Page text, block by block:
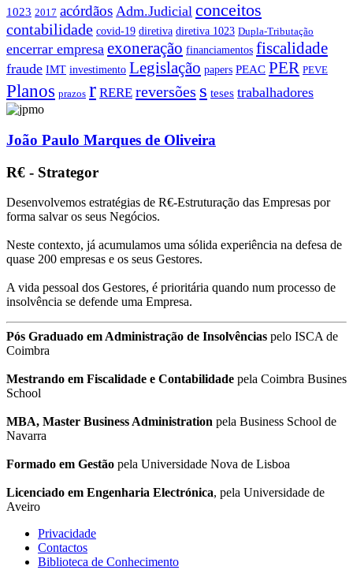
1023 2017 acórdãos Adm.Judicial conceitos
contabilidade covid-19 diretiva diretiva 1023 Dupla-Tributação
encerrar empresa exoneração financiamentos fiscalidade
fraude IMT investimento Legislação papers PEAC PER PEVE
Planos prazos r RERE reversões s teses trabalhadores
João Paulo Marques de Oliveira
R€ - Strategor
Desenvolvemos estratégias de R€-Estruturação das Empresas por
forma salvar os seus Negócios.
Neste contexto, já acumulamos uma sólida experiência na defesa de
quase 200 empresas e os seus Gestores.
A vida pessoal dos Gestores, é prioritária quando num processo de
insolvência se defende uma Empresa.
Pós Graduado em Administração de Insolvências pelo ISCA de
Coimbra
Mestrando em Fiscalidade e Contabilidade pela Coimbra Busines
School
MBA, Master Business Administration pela Business School de
Navarra
Formado em Gestão pela Universidade Nova de Lisboa
Licenciado em Engenharia Electrónica, pela Universidade de
Aveiro
Privacidade
Contactos
Biblioteca de Conhecimento